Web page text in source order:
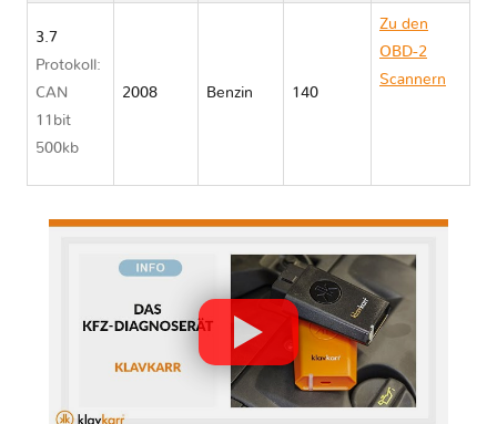
3.7
Protokoll:
CAN
11bit
500kb
2008 Benzin 140
Zu den
OBD-2
Scannern